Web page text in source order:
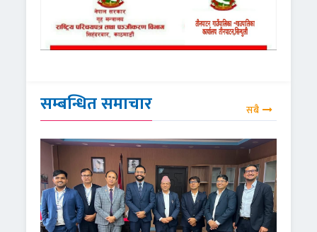
सम्बन्धित समाचार सबै